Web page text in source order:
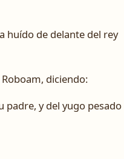
huído de delante del rey
diciendo:
y del yugo pesado